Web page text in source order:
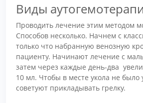
Виды
Проводить лечение этим методом
Способов несколько. Начнем с
только что набранную венозную
пациенту. Начинают лечение с
затем через каждые день-два
10 мл. Чтобы в месте укола не было
советуют прикладывать грелку.